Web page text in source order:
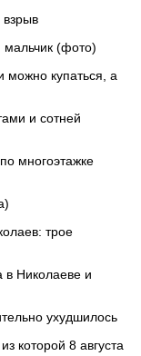
(фото)
можно купаться, а
и сотней
многоэтажке
трое
в Николаеве и
ухудшилось
которой 8 августа